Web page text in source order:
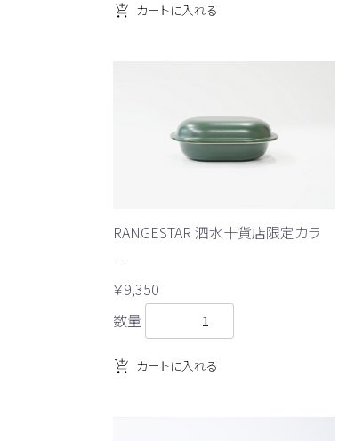
カートに入れる
RANGESTAR 泗水十貨店限定カラ
ー
￥9,350
数量
カートに入れる